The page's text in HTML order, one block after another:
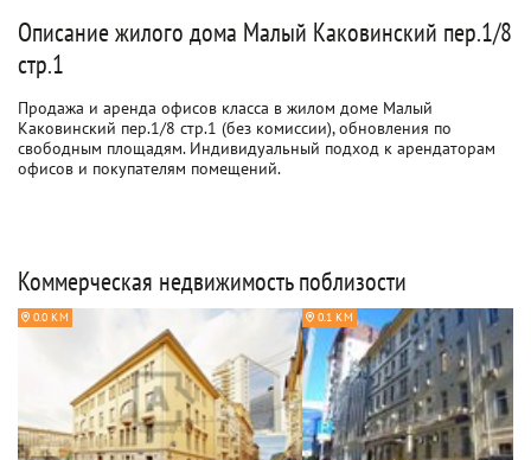
Описание жилого дома Малый Каковинский пер.1/8
стр.1
Продажа и аренда офисов класса в жилом доме Малый
Каковинский пер.1/8 стр.1 (без комиссии), обновления по
свободным площадям. Индивидуальный подход к арендаторам
офисов и покупателям помещений.
Коммерческая недвижимость поблизости
0.0 КМ 0.1 КМ